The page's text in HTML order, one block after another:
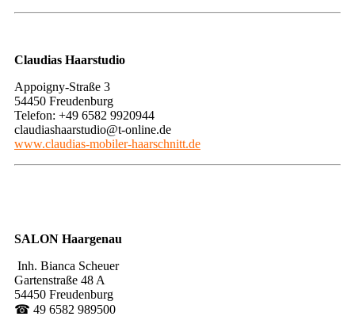
Claudias Haarstudio
Appoigny-Straße 3
54450 Freudenburg
Telefon: +49 6582 9920944
claudiashaarstudio@t-online.de
www.claudias-mobiler-haarschnitt.de
SALON Haargenau
​ ​​​Inh. Bianca Scheuer
Gartenstraße 48 A
54450 Freudenburg
☎ 49 6582 989500